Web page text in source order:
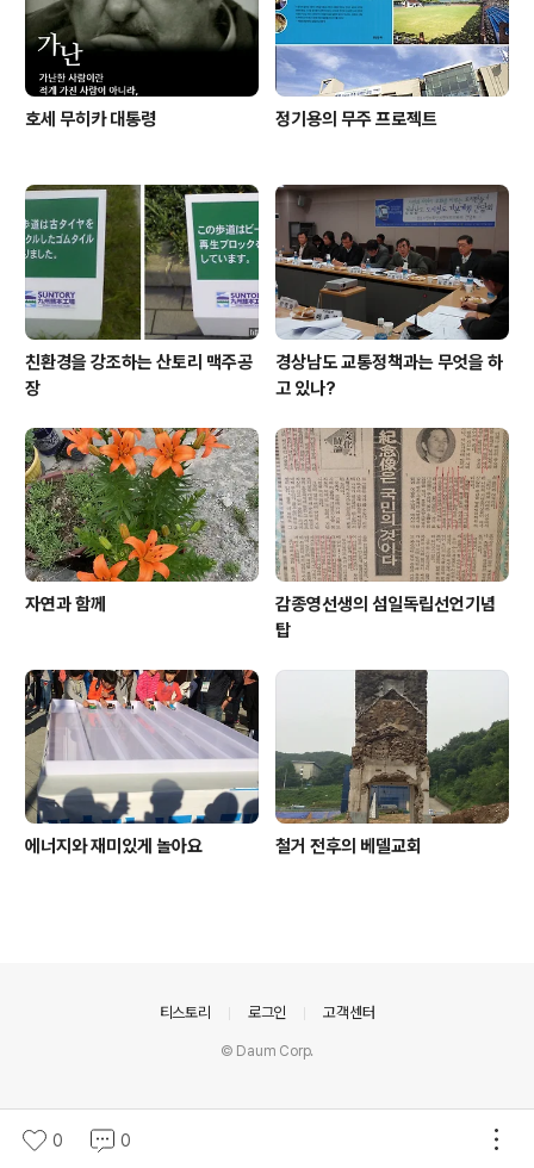
호세 무히카 대통령 정기용의 무주 프로젝트
친환경을 강조하는 산토리 맥주공
장
경상남도 교통정책과는 무엇을 하
고 있나?
자연과 함께
감종영선생의 섬일독립선언기념
탑
에너지와 재미있게 놀아요 철거 전후의 베델교회
0 0
티스토리 로그인 고객센터
© Daum Corp.